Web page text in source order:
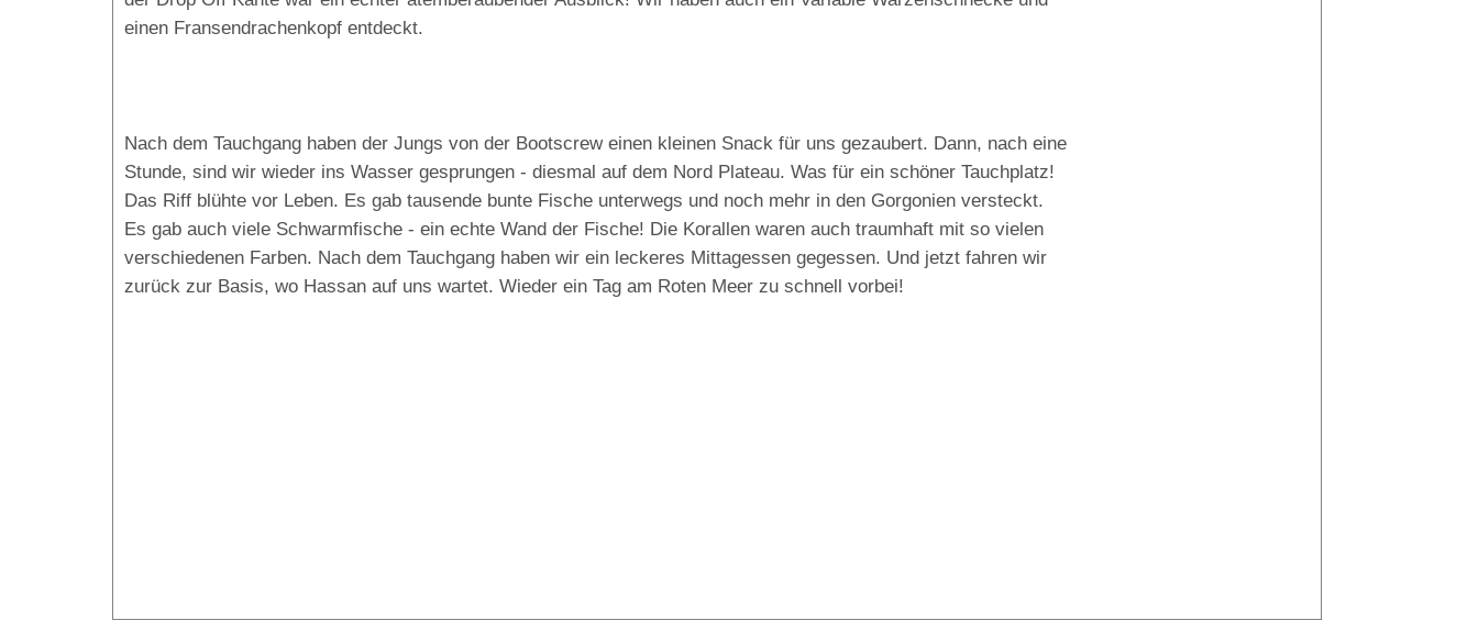
einen Fransendrachenkopf entdeckt.
Nach dem Tauchgang haben der Jungs von der Bootscrew einen kleinen Snack für uns gezaubert. Dann, nach eine
Stunde, sind wir wieder ins Wasser gesprungen - diesmal auf dem Nord Plateau. Was für ein schöner Tauchplatz!
Das Riff blühte vor Leben. Es gab tausende bunte Fische unterwegs und noch mehr in den Gorgonien versteckt.
Es gab auch viele Schwarmfische - ein echte Wand der Fische! Die Korallen waren auch traumhaft mit so vielen
verschiedenen Farben. Nach dem Tauchgang haben wir ein leckeres Mittagessen gegessen. Und jetzt fahren wir
zurück zur Basis, wo Hassan auf uns wartet. Wieder ein Tag am Roten Meer zu schnell vorbei!